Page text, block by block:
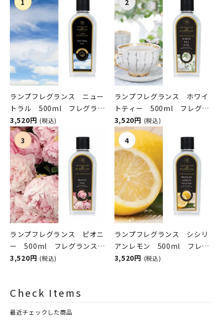
ランプフレグランス ニュー
トラル 500ml フレグラン
スランプ用オイル
ASHLEIGH&BURWOOD（ア
シュレイアンドバーウッド）
3,520円 (税込)
ランプフレグランス ホワイ
トティー 500ml フレグラ
ンスランプ用オイル
ASHLEIGH&BURWOOD（ア
シュレイアンドバーウッド）
3,520円 (税込)
ランプフレグランス ピオニ
ー 500ml フレグランスラ
ンプ用オイル
3,520円 (税込)
ランプフレグランス シシリ
アンレモン 500ml フレグ
ランスランプ用オイル
3,520円 (税込)
Check Items
最近チェックした商品